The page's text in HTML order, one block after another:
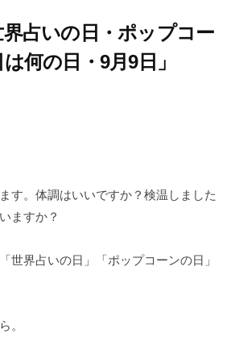
占いの日・ポップコー
何の日・9月9日」
す。体調はいいですか？検温しました
ますか？
世界占いの日」「ポップコーンの日」
。